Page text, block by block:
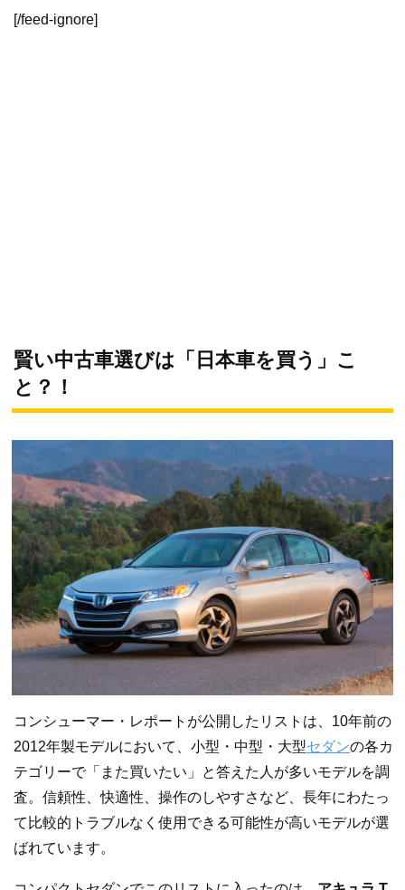
[/feed-ignore]
賢い中古車選びは「日本車を買う」こ
と？！
コンシューマー・レポートが公開したリストは、10年前の
2012年製モデルにおいて、小型・中型・大型セダンの各カ
テゴリーで「また買いたい」と答えた人が多いモデルを調
査。信頼性、快適性、操作のしやすさなど、長年にわたっ
て比較的トラブルなく使用できる可能性が高いモデルが選
ばれています。